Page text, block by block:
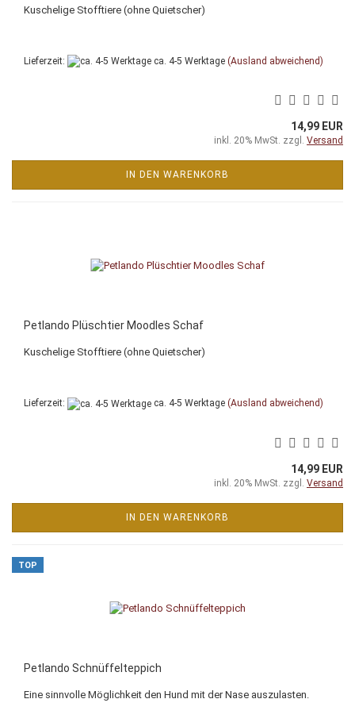
Kuschelige Stofftiere (ohne Quietscher)
Lieferzeit: ca. 4-5 Werktage (Ausland abweichend)
14,99 EUR
inkl. 20% MwSt. zzgl. Versand
IN DEN WARENKORB
Petlando Plüschtier Moodles Schaf
Kuschelige Stofftiere (ohne Quietscher)
Lieferzeit: ca. 4-5 Werktage (Ausland abweichend)
14,99 EUR
inkl. 20% MwSt. zzgl. Versand
IN DEN WARENKORB
TOP
Petlando Schnüffelteppich
Eine sinnvolle Möglichkeit den Hund mit der Nase auszulasten.